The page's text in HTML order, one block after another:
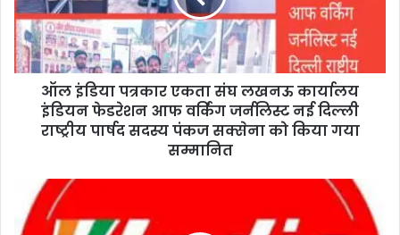
ऑल इंडिया पत्रकार एकता संघ लखनऊ कार्यालय
इंडियन फेडरेशन आफ वर्किंग जर्नलिस्ट नई दिल्ली
राष्ट्रीय पार्षद सदस्य पंकज सक्सेना को किया गया
सम्मानित